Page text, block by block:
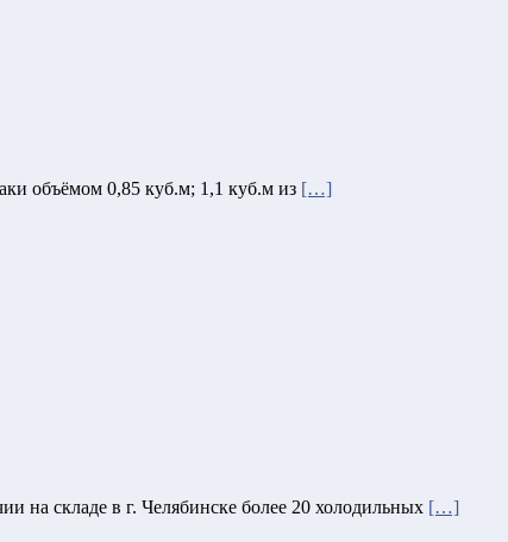
объёмом 0,85 куб.м; 1,1 куб.м из […]
на складе в г. Челябинске более 20 холодильных […]